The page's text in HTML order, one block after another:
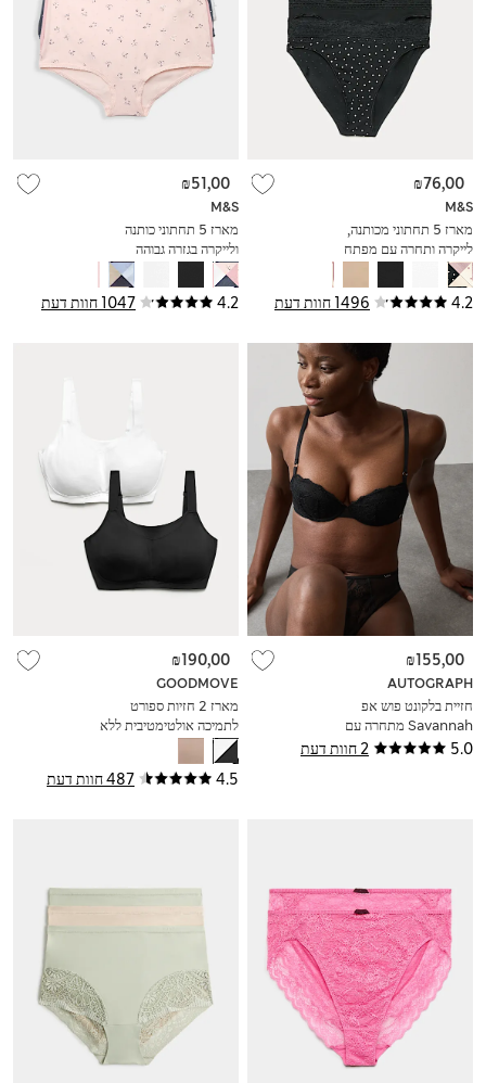
4.2 1496 חוות דעת
M&S
מארז 5 תחתוני מכותנה,
לייקרה ותחרה עם מפתח
רגל גבוה
₪76,00
4.2 1047 חוות דעת
M&S
מארז 5 תחתוני כותנה
ולייקרה בגזרה גבוהה
₪51,00
5.0 2 חוות דעת
AUTOGRAPH
חזיית בלקונט פוש אפ
Savannah מתחרה עם
ברזלים (מידות A-E)
₪155,00
4.5 487 חוות דעת
GOODMOVE
מארז 2 חזיות ספורט
לתמיכה אולטימטיבית ללא
ברזלים (מידות A-H)
₪190,00